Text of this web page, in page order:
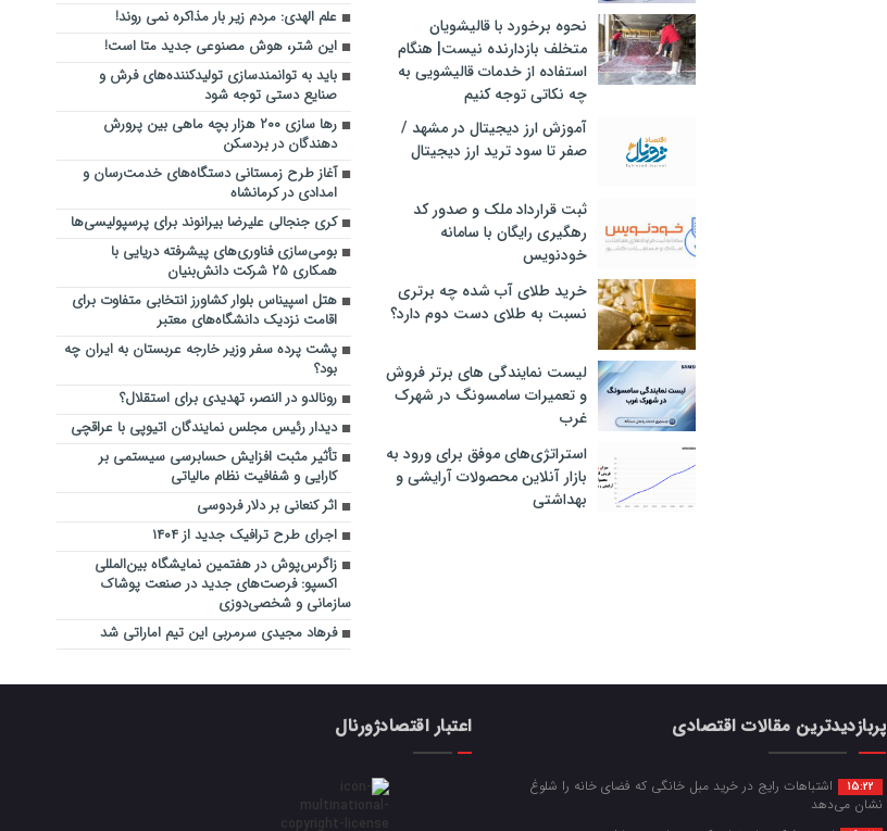
نحوه برخورد با قالیشویان
متخلف بازدارنده نیست| هنگام
استفاده از خدمات قالیشویی به
چه نکاتی توجه کنیم
آموزش ارز دیجیتال در مشهد /
صفر تا سود ترید ارز دیجیتال
ثبت قرارداد ملک و صدور کد
رهگیری رایگان با سامانه
خودنویس
خرید طلای آب شده چه برتری
نسبت به طلای دست دوم دارد؟
لیست نمایندگی های برتر فروش
و تعمیرات سامسونگ در شهرک
غرب
استراتژی‌های موفق برای ورود به
بازار آنلاین محصولات آرایشی و
بهداشتی
علم الهدی: مردم زیر بار مذاکره نمی روند!
این شتر، هوش مصنوعی جدید متا است!
باید به توانمندسازی تولیدکننده‌های فرش و
صنایع دستی توجه شود
رها سازی ۲۰۰ هزار بچه ماهی بین پرورش
دهندگان در بردسکن
آغاز طرح زمستانی دستگاه‌های خدمت‌رسان و
امدادی در کرمانشاه
کری جنجالی علیرضا بیرانوند برای پرسپولیسی‌ها
بومی‌سازی فناوری‌های پیشرفته دریایی با
همکاری ۲۵ شرکت دانش‌بنیان
هتل اسپیناس بلوار کشاورز انتخابی متفاوت برای
اقامت نزدیک دانشگاه‌های معتبر
پشت پرده سفر وزیر خارجه عربستان به ایران چه
بود؟
رونالدو در النصر، تهدیدی برای استقلال؟
دیدار رئیس مجلس نمایندگان اتیوپی با عراقچی
تأثیر مثبت افزایش حسابرسی سیستمی بر
کارایی و شفافیت نظام مالیاتی
اثر کنعانی بر دلار فردوسی
اجرای طرح ترافیک جدید از ۱۴۰۴
زاگرس‌پوش در هفتمین نمایشگاه بین‌المللی
اکسپو: فرصت‌های جدید در صنعت پوشاک
سازمانی و شخصی‌دوزی
فرهاد مجیدی سرمربی این تیم اماراتی شد
پربازدیدترین مقالات اقتصادی
15:22
اشتباهات رایج در خرید مبل خانگی که فضای خانه را شلوغ
نشان می‌دهد
اعتبار اقتصادژورنال